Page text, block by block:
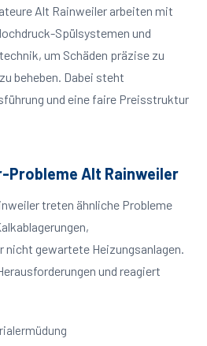
Alt Rainweiler arbeiten mit
Spülsystemen und
um Schäden präzise zu
beheben. Dabei steht
und eine faire Preisstruktur
Probleme Alt Rainweiler
treten ähnliche Probleme
nicht gewartete Heizungsanlagen.
und reagiert